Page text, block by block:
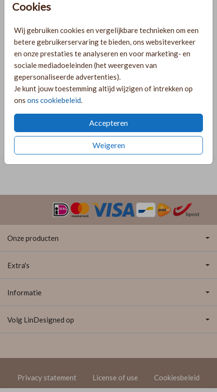
Cookies
Wij gebruiken cookies en vergelijkbare technieken om een
betere gebruikerservaring te bieden, ons websiteverkeer
en onze prestaties te analyseren en voor marketing- en
sociale mediadoeleinden (het weergeven van
gepersonaliseerde advertenties).
Je kunt jouw toestemming altijd wijzigen of intrekken op
ons ons cookiebeleid.
Accepteren
Weigeren
Prijzen
PRODUCTINFORMATIE
OMSCHRIJVING
Ronde raamsticker met linnenlook in zandkleur en gouden
tekst.
COLLECTIE
Onze producten
Extra's
Informatie
Volg LinDesigned op
Privacy statement License of use Cookiesbeleid